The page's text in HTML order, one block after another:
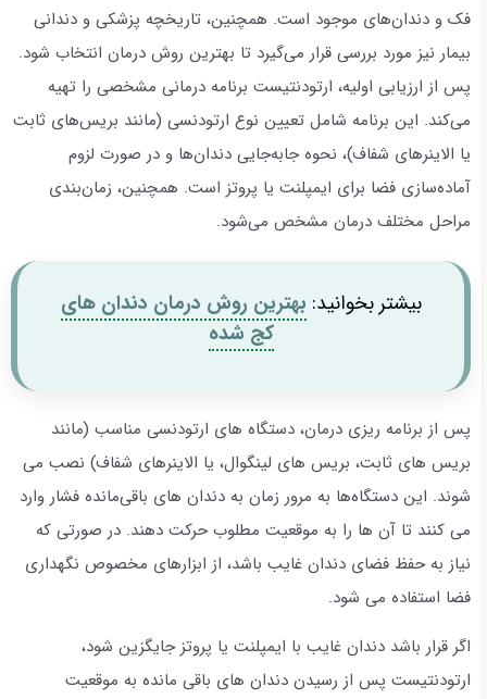
فک و دندان‌های موجود است. همچنین، تاریخچه پزشکی و دندانی
بیمار نیز مورد بررسی قرار می‌گیرد تا بهترین روش درمان انتخاب شود.
پس از ارزیابی اولیه، ارتودنتیست برنامه درمانی مشخصی را تهیه
می‌کند. این برنامه شامل تعیین نوع ارتودنسی (مانند بریس‌های ثابت
یا الاینرهای شفاف)، نحوه جابه‌جایی دندان‌ها و در صورت لزوم
آماده‌سازی فضا برای ایمپلنت یا پروتز است. همچنین، زمان‌بندی
مراحل مختلف درمان مشخص می‌شود.
بیشتر بخوانید: بهترین روش درمان دندان های
کج شده
پس از برنامه ریزی درمان، دستگاه های ارتودنسی مناسب (مانند
بریس های ثابت، بریس های لینگوال، یا الاینرهای شفاف) نصب می
شوند. این دستگاه‌ها به مرور زمان به دندان های باقی‌مانده فشار وارد
می کنند تا آن ها را به موقعیت مطلوب حرکت دهند. در صورتی که
نیاز به حفظ فضای دندان غایب باشد، از ابزارهای مخصوص نگهداری
فضا استفاده می شود.
اگر قرار باشد دندان غایب با ایمپلنت یا پروتز جایگزین شود،
ارتودنتیست پس از رسیدن دندان های باقی مانده به موقعیت